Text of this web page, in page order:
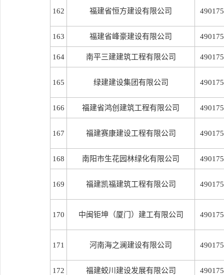
162 福建省恒方建设有限公司
163 福建省峰豪建设有限公司
164 南平三建建筑工程有限公司
165 绿建建设集团有限公司
166 福建省鸿创建筑工程有限公司
167 福建赛康建设工程有限公司
168 南阳市生花园林绿化有限公司
169 福建凯福建筑工程有限公司
170 中闽钜坤（厦门）建工有限公司
171 河南海之澜建设有限公司
172 福建蛟川建设发展有限公司